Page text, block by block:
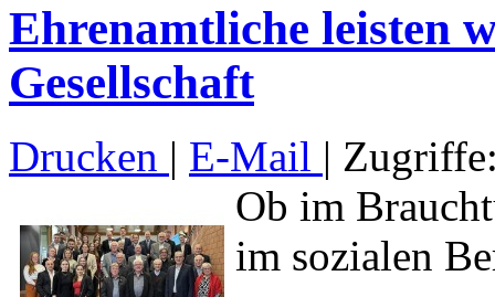
Ehrenamtliche leisten
Gesellschaft
Drucken | E-Mail |
Ob im
im sozialen